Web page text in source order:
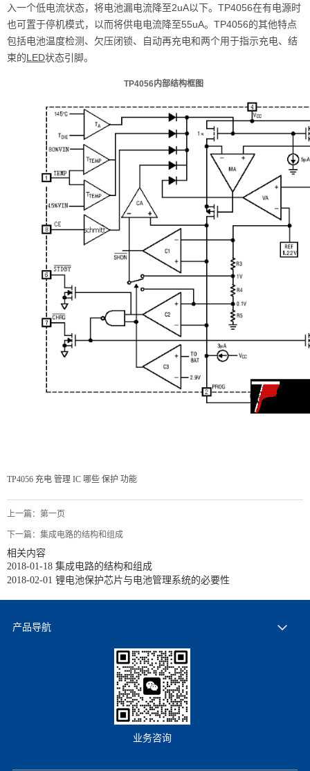
入一个低电流状态，将电池漏电流降至2uA以下。TP4056在有电源时
也可置于停机模式，以而将供电电流降至55uA。TP4056的其他特点
包括电池温度检测、欠压闭锁、自动再充电和两个用于指示充电、结
束的LED状态引脚。
TP4056内部结构框图
TP4056 充电 管理 IC 哪些 保护 功能
上一篇： 第一页
下一篇： 集成电路的结构和组成
相关内容
2018-01-18 集成电路的结构和组成
2018-02-01 锂电池保护芯片与电池管理系统的必要性
产品导航
业务咨询